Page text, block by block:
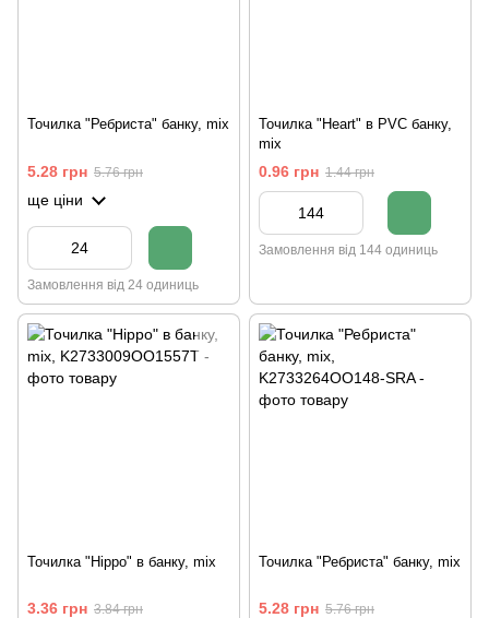
Точилка "Ребриста" банку, mix
5.28 грн 5.76 грн
ще ціни
Замовлення від 24 одиниць
Точилка "Heart" в PVC банку,
mix
0.96 грн 1.44 грн
Замовлення від 144 одиниць
Точилка "Hippo" в банку, mix
3.36 грн 3.84 грн
Точилка "Ребриста" банку, mix
5.28 грн 5.76 грн